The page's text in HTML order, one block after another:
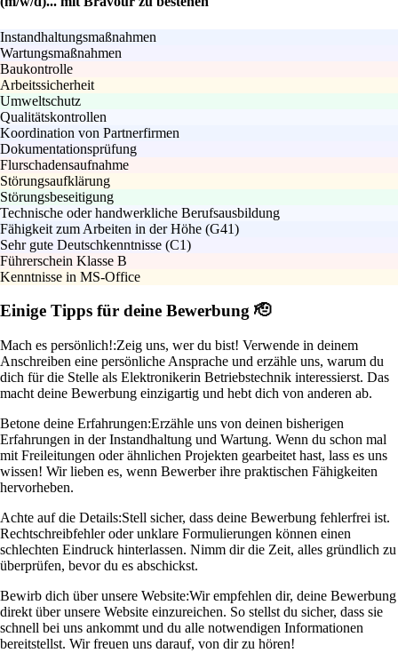
Instandhaltungsmaßnahmen
Wartungsmaßnahmen
Baukontrolle
Arbeitssicherheit
Umweltschutz
Qualitätskontrollen
Koordination von Partnerfirmen
Dokumentationsprüfung
Flurschadensaufnahme
Störungsaufklärung
Störungsbeseitigung
Technische oder handwerkliche Berufsausbildung
Fähigkeit zum Arbeiten in der Höhe (G41)
Sehr gute Deutschkenntnisse (C1)
Führerschein Klasse B
Kenntnisse in MS-Office
Einige Tipps für deine Bewerbung 🫡
Mach es persönlich!:Zeig uns, wer du bist! Verwende in deinem
Anschreiben eine persönliche Ansprache und erzähle uns, warum du
dich für die Stelle als Elektronikerin Betriebstechnik interessierst. Das
macht deine Bewerbung einzigartig und hebt dich von anderen ab.
Betone deine Erfahrungen:Erzähle uns von deinen bisherigen
Erfahrungen in der Instandhaltung und Wartung. Wenn du schon mal
mit Freileitungen oder ähnlichen Projekten gearbeitet hast, lass es uns
wissen! Wir lieben es, wenn Bewerber ihre praktischen Fähigkeiten
hervorheben.
Achte auf die Details:Stell sicher, dass deine Bewerbung fehlerfrei ist.
Rechtschreibfehler oder unklare Formulierungen können einen
schlechten Eindruck hinterlassen. Nimm dir die Zeit, alles gründlich zu
überprüfen, bevor du es abschickst.
Bewirb dich über unsere Website:Wir empfehlen dir, deine Bewerbung
direkt über unsere Website einzureichen. So stellst du sicher, dass sie
schnell bei uns ankommt und du alle notwendigen Informationen
bereitstellst. Wir freuen uns darauf, von dir zu hören!